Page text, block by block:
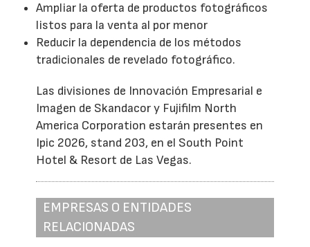
Ampliar la oferta de productos fotográficos
listos para la venta al por menor
Reducir la dependencia de los métodos
tradicionales de revelado fotográfico.
Las divisiones de Innovación Empresarial e
Imagen de Skandacor y Fujifilm North
America Corporation estarán presentes en
Ipic 2026, stand 203, en el South Point
Hotel & Resort de Las Vegas.
EMPRESAS O ENTIDADES
RELACIONADAS